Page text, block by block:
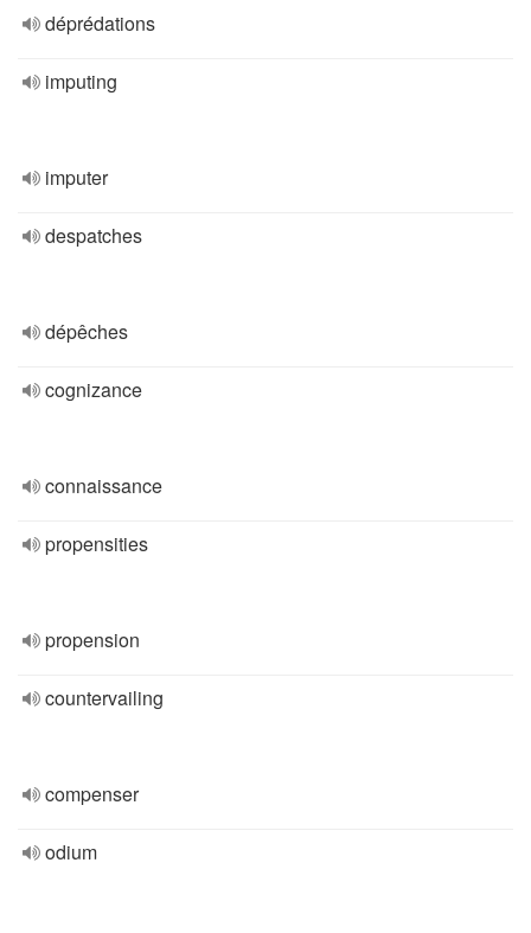
déprédations
imputing
imputer
despatches
dépêches
cognizance
connaissance
propensities
propension
countervailing
compenser
odium